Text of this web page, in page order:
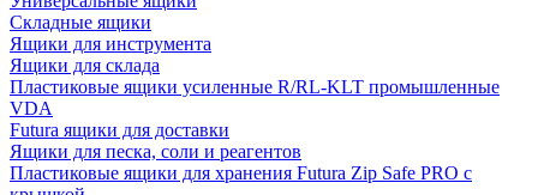
Складные ящики
Ящики для инструмента
Ящики для склада
Пластиковые ящики усиленные R/RL-KLT промышленные
VDA
Futura ящики для доставки
Ящики для песка, соли и реагентов
Пластиковые ящики для хранения Futura Zip Safe PRO с